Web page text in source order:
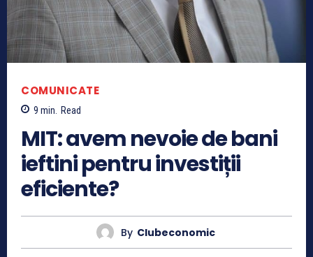
COMUNICATE
9 min. Read
MIT: avem nevoie de bani
ieftini pentru investiții
eficiente?
By Clubeconomic